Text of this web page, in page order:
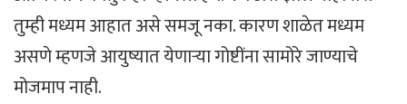
तुम्ही मध्यम आहात असे समजू नका. कारण शाळेत मध्यम
असणे म्हणजे आयुष्यात येणाऱ्या गोष्टींना सामोरे जाण्याचे
मोजमाप नाही.